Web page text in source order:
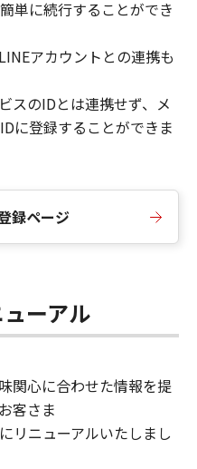
単に続行することができ
アカウントとの連携も
スのIDとは連携せず、メ
に登録することができま
録ページ
ーアル
関心に合わせた情報を提
客さま
リニューアルいたしまし